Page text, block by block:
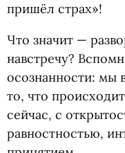
пришёл страх»!
Что значит —
навстречу?
осознанности: мы
то, что
сейчас, с
равностностью,